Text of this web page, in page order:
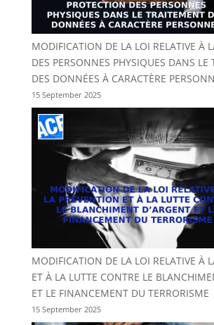
MODIFICATION DE LA LOI RELATIVE À
DES PERSONNES PHYSIQUES DANS LE
DES DONNÉES À CARACTÈRE
15 September 2025
MODIFICATION DE LA LOI RELATIVE À
ET À LA LUTTE CONTRE LE
ET LE FINANCEMENT DU TERRORISME
15 September 2025